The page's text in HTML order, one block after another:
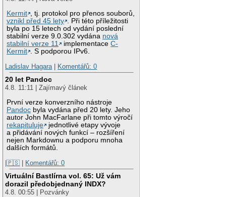
Kermit , tj. protokol pro přenos souborů,
vznikl před 45 lety . Při této příležitosti
byla po 15 letech od vydání poslední
stabilní verze 9.0.302 vydána nová
stabilní verze 11
implementaceC-
Kermit . S podporou IPv6.
Ladislav Hagara | Komentářů: 0
20 let Pandoc
4.8. 11:11 | Zajímavý článek
První verze konverzního nástroje
Pandoc byla vydána před 20 lety. Jeho
autor John MacFarlane při tomto výročí
rekapituluje
jednotlivé etapy vývoje
a přidávání nových funkcí – rozšíření
nejen Markdownu a podporu mnoha
dalších formátů.
|🇵🇸 | Komentářů: 0
Virtuální Bastlírna vol. 65: Už vám
dorazil předobjednaný INDX?
4.8. 00:55 | Pozvánky